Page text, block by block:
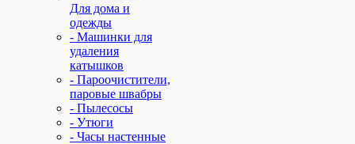
Для дома и
одежды
- Машинки для
удаления
катышков
- Пароочистители,
паровые швабры
- Пылесосы
- Утюги
- Часы настенные